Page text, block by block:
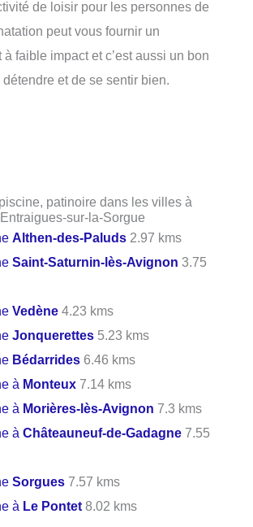
de loisir pour les personnes de
peut vous fournir un
faible impact et c’est aussi un bon
et de se sentir bien.
patinoire dans les villes à
sur-la-Sorgue
Althen-des-Paluds 2.97 kms
Saint-Saturnin-lès-Avignon 3.75
Vedène 4.23 kms
Jonquerettes 5.23 kms
Bédarrides 6.46 kms
à Monteux 7.14 kms
à Morières-lès-Avignon 7.3 kms
àChâteauneuf-de-Gadagne 7.55
Sorgues 7.57 kms
à Le Pontet 8.02 kms